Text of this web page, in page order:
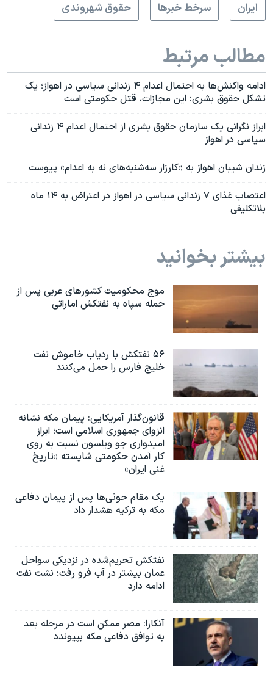
ايران
سرخط خبرها حقوق شهروندی
مطالب مرتبط
ادامه واکنش‌ها به احتمال اعدام ۴ زندانی سیاسی در اهواز؛ یک
تشکل حقوق بشری: این مجازات، قتل حکومتی است
ابراز نگرانی یک سازمان حقوق بشری از احتمال اعدام ۴ زندانی
سیاسی در اهواز
زندان شیبان اهواز به «کارزار سه‌شنبه‌های نه به اعدام» پیوست
اعتصاب غذای ۷ زندانی سیاسی در اهواز در اعتراض به ۱۴ ماه
بلاتکلیفی
بیشتر بخوانید
موج محکومیت کشورهای عربی پس از
حمله سپاه به نفتکش اماراتی
۵۶ نفتکش با ردیاب خاموش نفت
خلیج فارس را حمل می‌کنند
قانون‌گذار آمریکایی: پیمان مکه نشانه
انزوای جمهوری اسلامی است؛ ابراز
امیدواری جو ویلسون نسبت به روی
کار آمدن حکومتی شایسته «تاریخ
غنی ایران»
یک مقام حوثی‌ها پس از پیمان دفاعی
مکه به ترکیه هشدار داد
نفتکش تحریم‌شده در نزدیکی سواحل
عمان بیشتر در آب فرو رفت؛ نشت نفت
ادامه دارد
آنکارا: مصر ممکن است در مرحله بعد
به توافق دفاعی مکه بپیوندد